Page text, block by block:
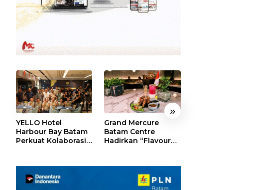
« »
YELLO Hotel
Harbour Bay Batam
Perkuat Kolaborasi
Connect
Grand Mercure
Batam Centre
Hadirkan “Flavours
dengan Cita Rasa
Kuliner Indonesia